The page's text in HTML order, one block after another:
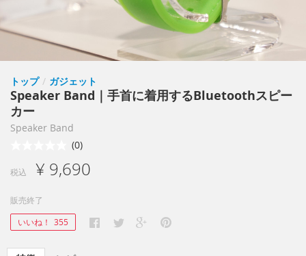
トップ / ガジェット
Speaker Band｜手首に着用するBluetoothスピー
カー
Speaker Band
(0)
税込 ¥ 9,690
販売終了
いいね！ 355